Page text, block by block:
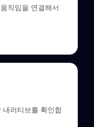
직임을 연결해서
러티브를 확인합